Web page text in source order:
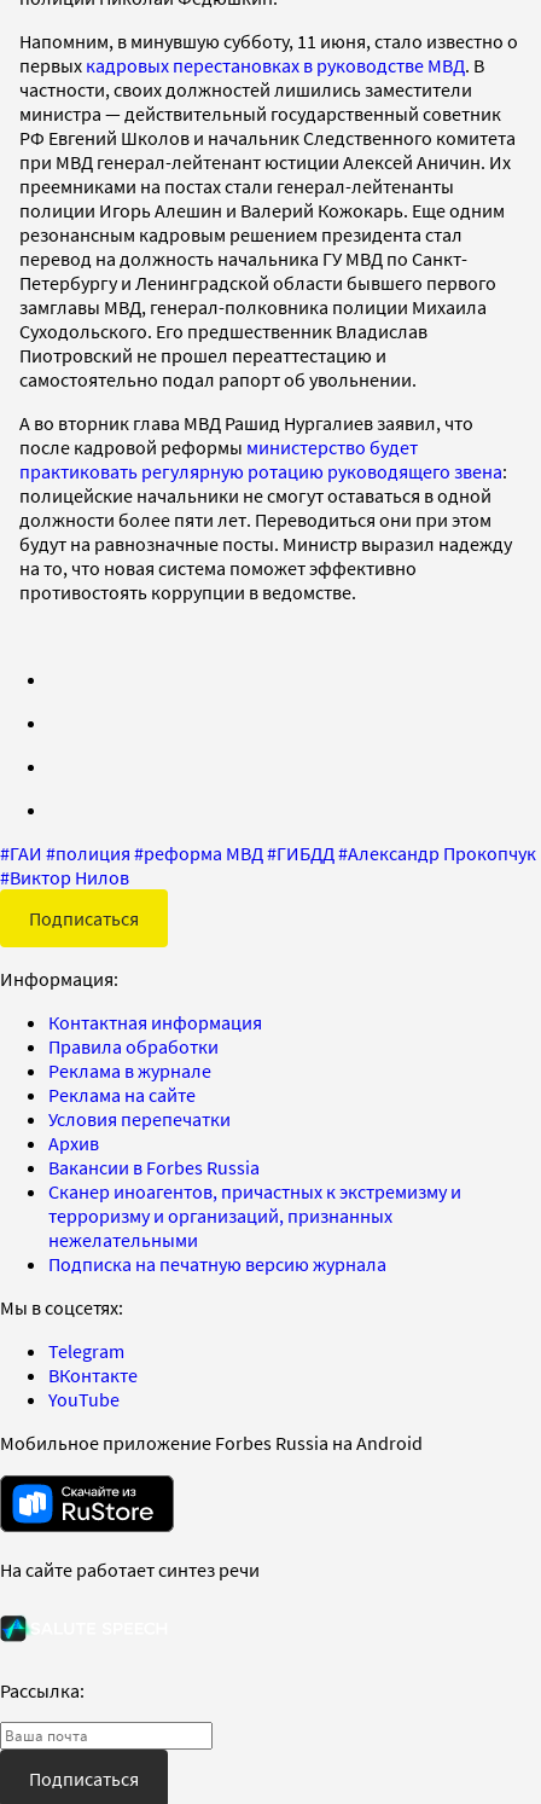
Напомним, в минувшую субботу, 11 июня, стало известно о
первых кадровых перестановках в руководстве МВД. В
частности, своих должностей лишились заместители
министра — действительный государственный советник
РФ Евгений Школов и начальник Следственного комитета
при МВД генерал-лейтенант юстиции Алексей Аничин. Их
преемниками на постах стали генерал-лейтенанты
полиции Игорь Алешин и Валерий Кожокарь. Еще одним
резонансным кадровым решением президента стал
перевод на должность начальника ГУ МВД по Санкт-
Петербургу и Ленинградской области бывшего первого
замглавы МВД, генерал-полковника полиции Михаила
Суходольского. Его предшественник Владислав
Пиотровский не прошел переаттестацию и
самостоятельно подал рапорт об увольнении.
А во вторник глава МВД Рашид Нургалиев заявил, что
после кадровой реформы министерство будет
практиковать регулярную ротацию руководящего звена:
полицейские начальники не смогут оставаться в одной
должности более пяти лет. Переводиться они при этом
будут на равнозначные посты. Министр выразил надежду
на то, что новая система поможет эффективно
противостоять коррупции в ведомстве.
#ГАИ #полиция #реформа МВД #ГИБДД #Александр Прокопчук
#Виктор Нилов
Подписаться
Информация:
Контактная информация
Правила обработки
Реклама в журнале
Реклама на сайте
Условия перепечатки
Архив
Вакансии в Forbes Russia
Сканер иноагентов, причастных к экстремизму и
терроризму и организаций, признанных
нежелательными
Подписка на печатную версию журнала
Мы в соцсетях:
Telegram
ВКонтакте
YouTube
Мобильное приложение Forbes Russia на Android
На сайте работает синтез речи
Рассылка:
Подписаться